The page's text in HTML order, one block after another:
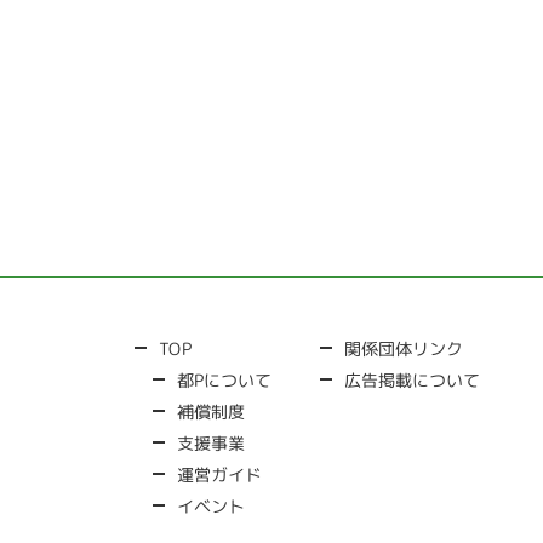
TOP
都Pについて
補償制度
支援事業
運営ガイド
イベント
関係団体リンク
広告掲載について